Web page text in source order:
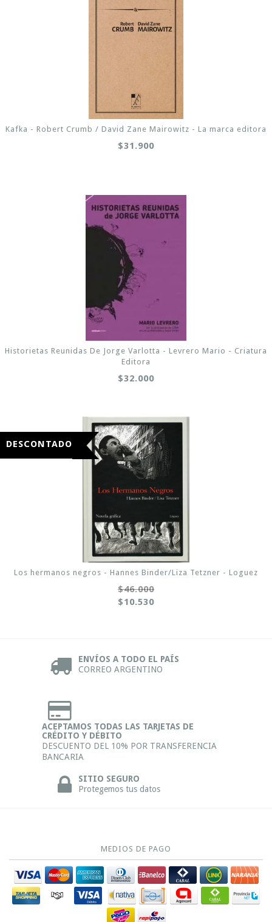
Kafka - Robert Crumb / David Zane Mairowitz - La marca editora
$31.900
Historietas Reunidas De Jorge Varlotta - Levrero Mario - Criatura
Editora
$32.000
DESCONTADO
Los hermanos negros - Hannes Binder/Liza Tetzner - Loguez
$46.000
$10.530
ENVÍOS A TODO EL PAÍS
CORREO ARGENTINO
ACEPTAMOS TODAS LAS TARJETAS DE
CRÉDITO Y DÉBITO
DESCUENTO DEL 10% POR TRANSFERENCIA
BANCARIA
SITIO SEGURO
Protegemos tus datos
MEDIOS DE PAGO